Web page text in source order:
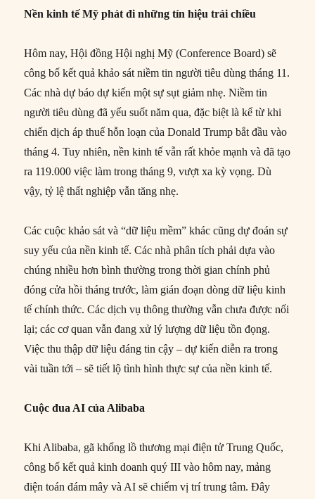
Nền kinh tế Mỹ phát đi những tín hiệu trái chiều
Hôm nay, Hội đồng Hội nghị Mỹ (Conference Board) sẽ
công bố kết quả khảo sát niềm tin người tiêu dùng tháng 11.
Các nhà dự báo dự kiến một sự sụt giảm nhẹ. Niềm tin
người tiêu dùng đã yếu suốt năm qua, đặc biệt là kể từ khi
chiến dịch áp thuế hỗn loạn của Donald Trump bắt đầu vào
tháng 4. Tuy nhiên, nền kinh tế vẫn rất khỏe mạnh và đã tạo
ra 119.000 việc làm trong tháng 9, vượt xa kỳ vọng. Dù
vậy, tỷ lệ thất nghiệp vẫn tăng nhẹ.
Các cuộc khảo sát và “dữ liệu mềm” khác cũng dự đoán sự
suy yếu của nền kinh tế. Các nhà phân tích phải dựa vào
chúng nhiều hơn bình thường trong thời gian chính phủ
đóng cửa hồi tháng trước, làm gián đoạn dòng dữ liệu kinh
tế chính thức. Các dịch vụ thông thường vẫn chưa được nối
lại; các cơ quan vẫn đang xử lý lượng dữ liệu tồn đọng.
Việc thu thập dữ liệu đáng tin cậy – dự kiến diễn ra trong
vài tuần tới – sẽ tiết lộ tình hình thực sự của nền kinh tế.
Cuộc đua AI của Alibaba
Khi Alibaba, gã khổng lồ thương mại điện tử Trung Quốc,
công bố kết quả kinh doanh quý III vào hôm nay, mảng
điện toán đám mây và AI sẽ chiếm vị trí trung tâm. Đây